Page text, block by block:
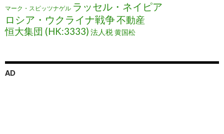
マーク・スピッツナゲル ラッセル・ネイピア
ロシア・ウクライナ戦争不動産
恒大集団 (HK:3333) 法人税黄国松
AD